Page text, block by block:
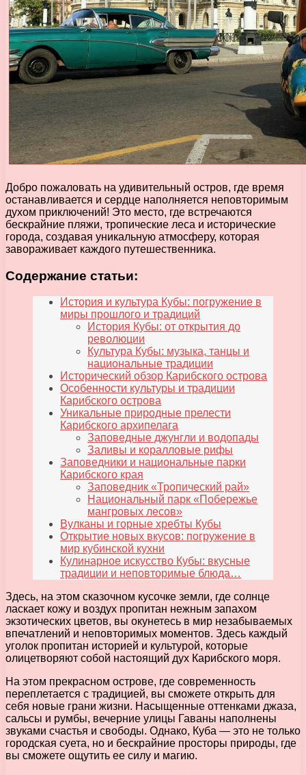
Добро пожаловать на удивительный остров, где время
останавливается и сердце наполняется неповторимым
духом приключений! Это место, где встречаются
бескрайние пляжи, тропические леса и исторические
города, создавая уникальную атмосферу, которая
завораживает каждого путешественника.
Содержание статьи:
История и культура Кубы: погружение в
миры прошлого и традиций
История Кубы: от открытия до
революции
Культура Кубы: музыка, танцы и
национальные традиции
Исторический обзор Карибского острова
Особенности культуры и традиции
Карибского острова
Уникальные природные прелести
Карибского архипелага
Заповедные джунгли и водопады
Заливы и коралловые рифы
Заповедники и национальные парки
Карибского края
Заповедник «Тропический рай»
Национальный парк «Побережье
мангровых лесов»
Вулканы и горные хребты Кубы
Открытие новых вкусов: погружение в
мир кубинской кухни
Кулинарное искусство Кубы: вкусные
традиции и неповторимые блюда…
Здесь, на этом сказочном кусочке земли, где солнце
ласкает кожу и воздух пропитан нежным запахом
экзотических цветов, вы окунетесь в мир незабываемых
впечатлений и неповторимых моментов. Здесь каждый
уголок пропитан историей и культурой, которые
олицетворяют собой настоящий дух Карибского моря.
На этом прекрасном острове, где современность
переплетается с традицией, вы сможете открыть для
себя новые грани жизни. Насыщенные оттенками джаза,
сальсы и румбы, вечерние улицы Гаваны наполнены
звуками счастья и свободы. Однако, Куба — это не только
городская суета, но и бескрайние просторы природы, где
вы сможете ощутить ее силу и магию.